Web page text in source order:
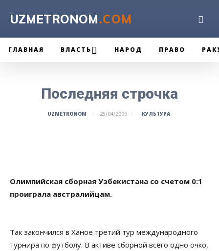
UZMETRONOM.COM
ГЛАВНАЯ ВЛАСТЬ НАРОД ПРАВО
Последняя строчка
UZMETRONOM 25/04/2006 КУЛЬТУРА
Олимпийская сборная Узбекистана со счетом 0:1
проиграла австралийцам.
Так закончился в Ханое третий тур международного
турнира по футболу. В активе сборной всего одно очко,